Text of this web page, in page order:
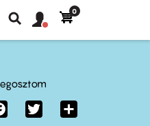
Keresés
fiók
Felhasználói
0
FacebookTwitter